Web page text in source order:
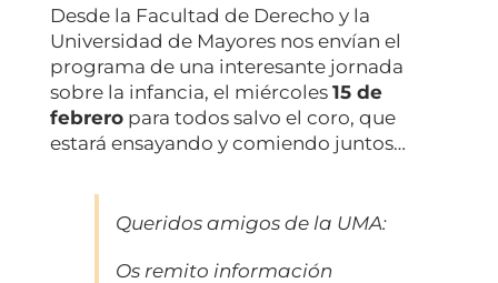
Desde la Facultad de Derecho y la
Universidad de Mayores nos envían el
programa de una interesante jornada
sobre la infancia, el miércoles 15 de
febreropara todos salvo el coro, que
estará ensayando y comiendo juntos…
Queridos amigos de la UMA:
Os remito información